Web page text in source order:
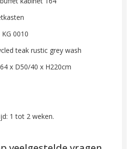
KG 0010
teak rustic grey wash
x D50/40 x H220cm
1 tot 2 weken.